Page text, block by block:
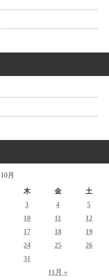
月
木 金 土
11月 »
3 4
5
10 11
12
17 18
19
24 25
26
31